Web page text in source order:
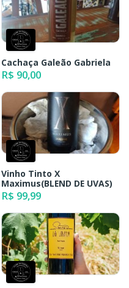
Cachaça Galeão Gabriela
R$ 90,00
Vinho Tinto X
Maximus(BLEND DE UVAS)
R$ 99,99